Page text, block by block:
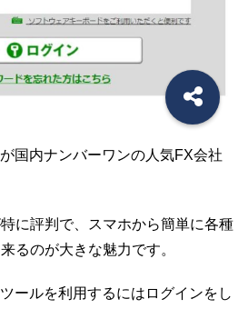
国内ナンバーワンの人気FX会社
に評判で、スマホから簡単に各種
るのが大きな魅力です。
ールを利用するにはログインをし